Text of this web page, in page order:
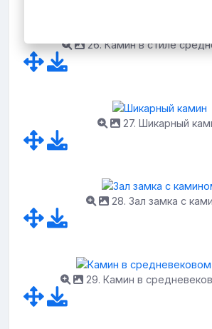
26. Камин в стиле
27. Шикарный
28. Зал замка с
29. Камин в